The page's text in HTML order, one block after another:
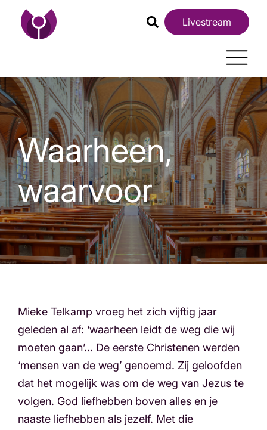
Livestream
Waarheen,
waarvoor
Mieke Telkamp vroeg het zich vijftig jaar
geleden al af: ‘waarheen leidt de weg die wij
moeten gaan’… De eerste Christenen werden
‘mensen van de weg’ genoemd. Zij geloofden
dat het mogelijk was om de weg van Jezus te
volgen. God liefhebben boven alles en je
naaste liefhebben als jezelf. Met die